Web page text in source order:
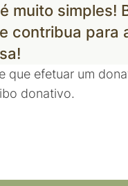
muito simples!
contribua para
que efetuar um
donativo.